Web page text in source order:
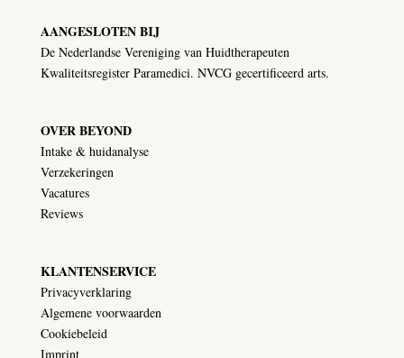
AANGESLOTEN BIJ
De Nederlandse Vereniging van Huidtherapeuten
Kwaliteitsregister Paramedici. NVCG gecertificeerd arts.
OVER BEYOND
Intake & huidanalyse
Verzekeringen
Vacatures
Reviews
KLANTENSERVICE
Privacyverklaring
Algemene voorwaarden
Cookiebeleid
Imprint